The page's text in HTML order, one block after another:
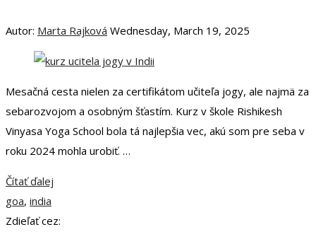
Autor: Marta Rajková Wednesday, March 19, 2025
Mesačná cesta nielen za certifikátom učiteľa jogy, ale najmä za
sebarozvojom a osobným šťastím. Kurz v škole Rishikesh
Vinyasa Yoga School bola tá najlepšia vec, akú som pre seba v
roku 2024 mohla urobiť. …
Čítať ďalej
goa, india
Zdieľať cez: